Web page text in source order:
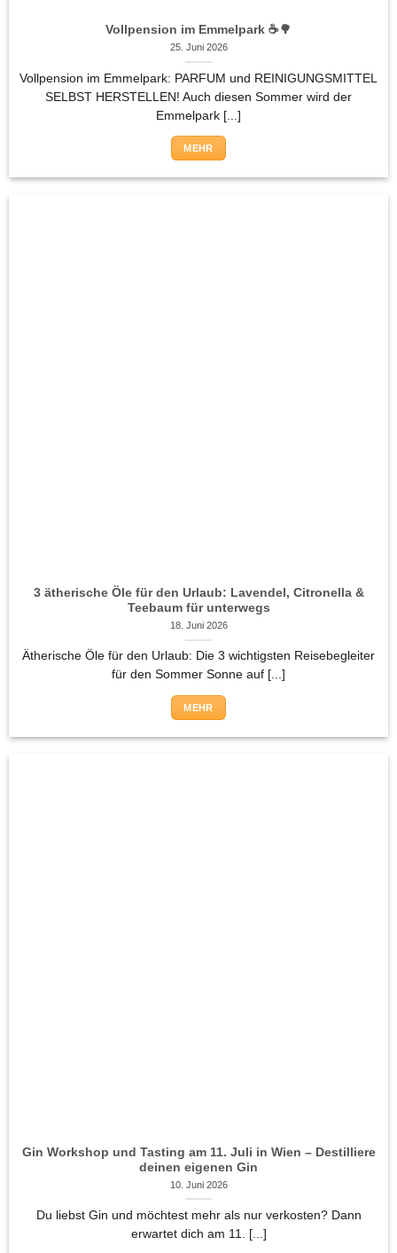
Vollpension im Emmelpark ☕🌳
25. Juni 2026
Vollpension im Emmelpark: PARFUM und REINIGUNGSMITTEL
SELBST HERSTELLEN! Auch diesen Sommer wird der
Emmelpark [...]
MEHR
3 ätherische Öle für den Urlaub: Lavendel, Citronella &
Teebaum für unterwegs
18. Juni 2026
Ätherische Öle für den Urlaub: Die 3 wichtigsten Reisebegleiter
für den Sommer Sonne auf [...]
MEHR
Gin Workshop und Tasting am 11. Juli in Wien – Destilliere
deinen eigenen Gin
10. Juni 2026
Du liebst Gin und möchtest mehr als nur verkosten? Dann
erwartet dich am 11. [...]